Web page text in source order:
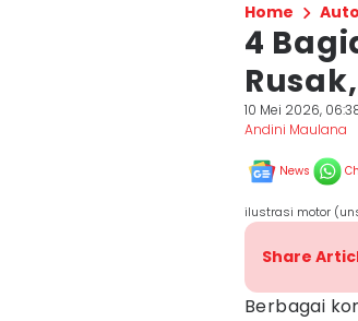
Home
4
10 Mei 2026,
Andini Maulana
News
ilustrasi motor
Share
Berbagai